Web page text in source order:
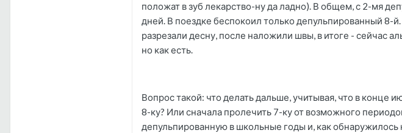
положат в зуб лекарство-ну да ладно). В общем, с 2-мя
дней. В поездке беспокоил только депульпированный 8-
разрезали десну, после наложили швы, в итоге - сейчас
но как есть.
Вопрос такой: что делать дальше, учитывая, что в конце
8-ку? Или сначала пролечить 7-ку от возможного
депульпированную в школьные годы и, как